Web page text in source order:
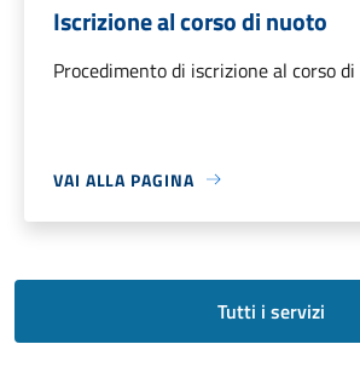
Iscrizione al corso di nuoto
Procedimento di iscrizione al corso
VAI ALLA PAGINA
Tutti i servizi